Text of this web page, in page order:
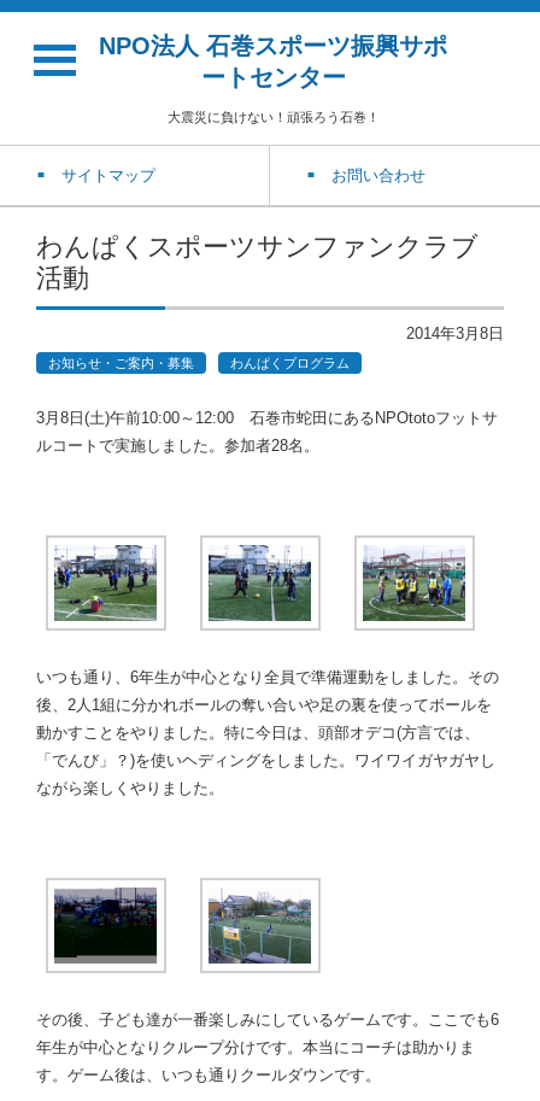
NPO法人 石巻スポーツ振興サポ
ートセンター
大震災に負けない！頑張ろう石巻！
サイトマップ お問い合わせ
わんぱくスポーツサンファンクラブ
活動
2014年3月8日
お知らせ・ご案内・募集 わんぱくプログラム
3月8日(土)午前10:00～12:00 石巻市蛇田にあるNPOtotoフットサ
ルコートで実施しました。参加者28名。
いつも通り、6年生が中心となり全員で準備運動をしました。その
後、2人1組に分かれボールの奪い合いや足の裏を使ってボールを
動かすことをやりました。特に今日は、頭部オデコ(方言では、
「でんび」？)を使いヘディングをしました。ワイワイガヤガヤし
ながら楽しくやりました。
その後、子ども達が一番楽しみにしているゲームです。ここでも6
年生が中心となりクループ分けです。本当にコーチは助かりま
す。ゲーム後は、いつも通りクールダウンです。